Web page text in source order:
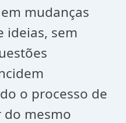
mudanças
ideias, sem
o processo de
do mesmo